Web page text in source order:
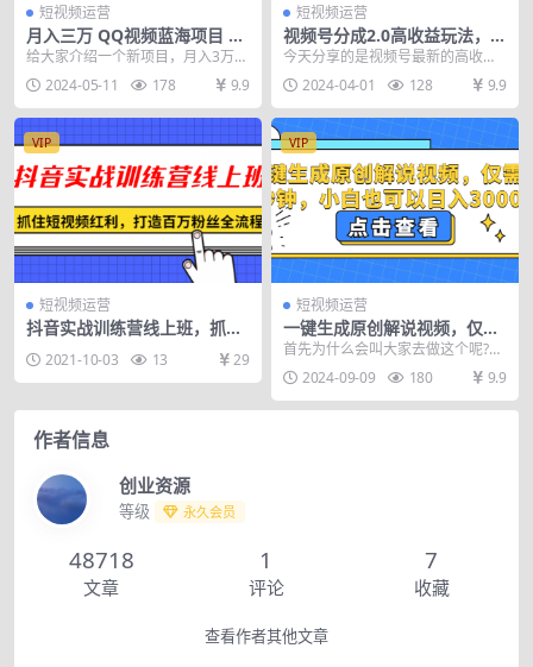
短视频运营
月入三万 QQ视频蓝海项目 上
手即赚
给大家介绍一个新项目，月入3万
+，我们al智能软件帮助我们搬运，
一键去重作品， ...
2024-05-11 178 9.9
短视频运营
视频号分成2.0高收益玩法，千
次播放100收益，小白日入300
0+
今天分享的是视频号最新的高收益
玩法，这个赛道在抖音上非常火
爆，基本上每条视频都在...
2024-04-01 128 9.9
VIP
短视频运营
抖音实战训练营线上班，抓住
流程2021-10-03 13 29
VIP
短视频运营
一键生成原创解说视频，仅需
十秒钟，小白也可以日入3000
首先为什么会叫大家去做这个呢?因
为这个影视解说一直都是，一个很
经典的赛道，根本不...
2024-09-09 180 9.9
作者信息
创业资源
等级 永久会员
48718
文章
1
评论
7
收藏
查看作者其他文章